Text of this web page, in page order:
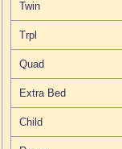
Twin
Trpl
Quad
Extra Bed
Child